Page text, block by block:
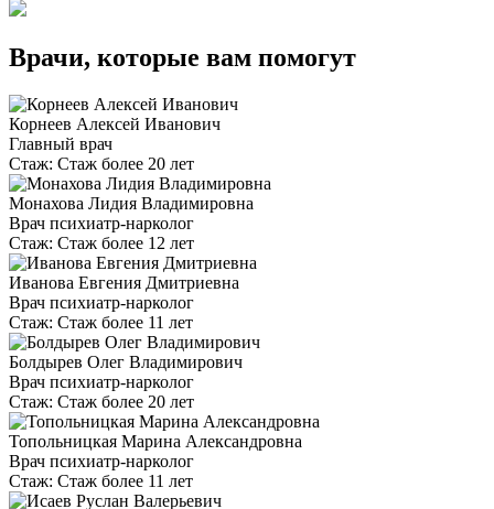
Врачи, которые вам помогут
Корнеев Алексей Иванович
Главный врач
Стаж: Стаж более 20 лет
Монахова Лидия Владимировна
Врач психиатр-нарколог
Стаж: Стаж более 12 лет
Иванова Евгения Дмитриевна
Врач психиатр-нарколог
Стаж: Стаж более 11 лет
Болдырев Олег Владимирович
Врач психиатр-нарколог
Стаж: Стаж более 20 лет
Топольницкая Марина Александровна
Врач психиатр-нарколог
Стаж: Стаж более 11 лет